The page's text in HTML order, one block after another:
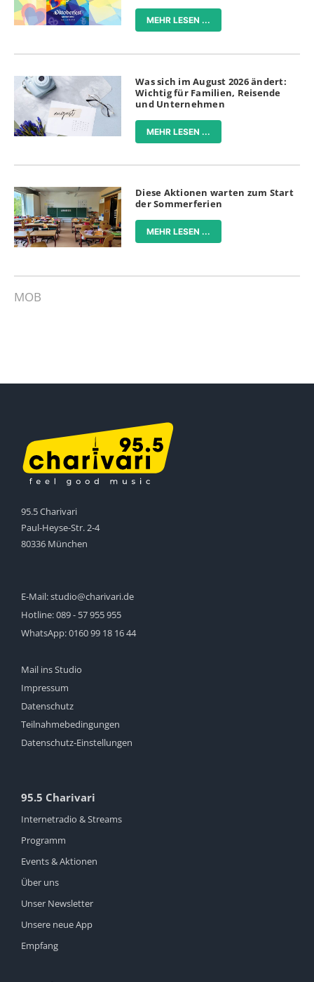
MEHR LESEN ...
Was sich im August 2026 ändert:
Wichtig für Familien, Reisende
und Unternehmen
MEHR LESEN ...
Diese Aktionen warten zum Start
der Sommerferien
MEHR LESEN ...
MOB
95.5 Charivari
Paul-Heyse-Str. 2-4
80336 München
E-Mail:studio@charivari.de
Hotline:089 - 57 955 955
WhatsApp:0160 99 18 16 44
Mail ins Studio
Impressum
Datenschutz
Teilnahmebedingungen
Datenschutz-Einstellungen
95.5 Charivari
Internetradio & Streams
Programm
Events & Aktionen
Über uns
Unser Newsletter
Unsere neue App
Empfang